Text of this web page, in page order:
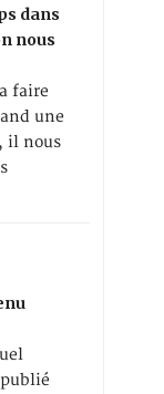
dans
nous
faire
une
il nous